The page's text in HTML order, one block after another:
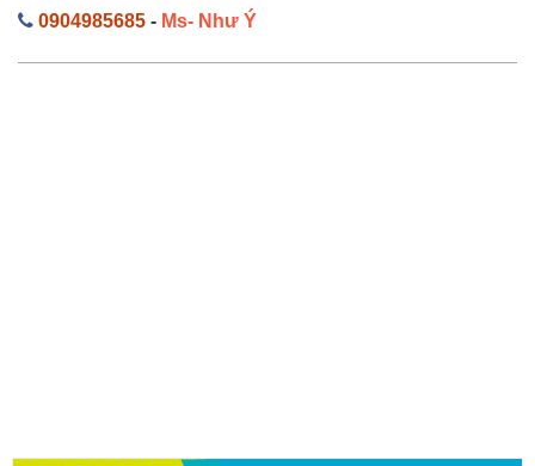
0904985685 - Ms- Như Ý